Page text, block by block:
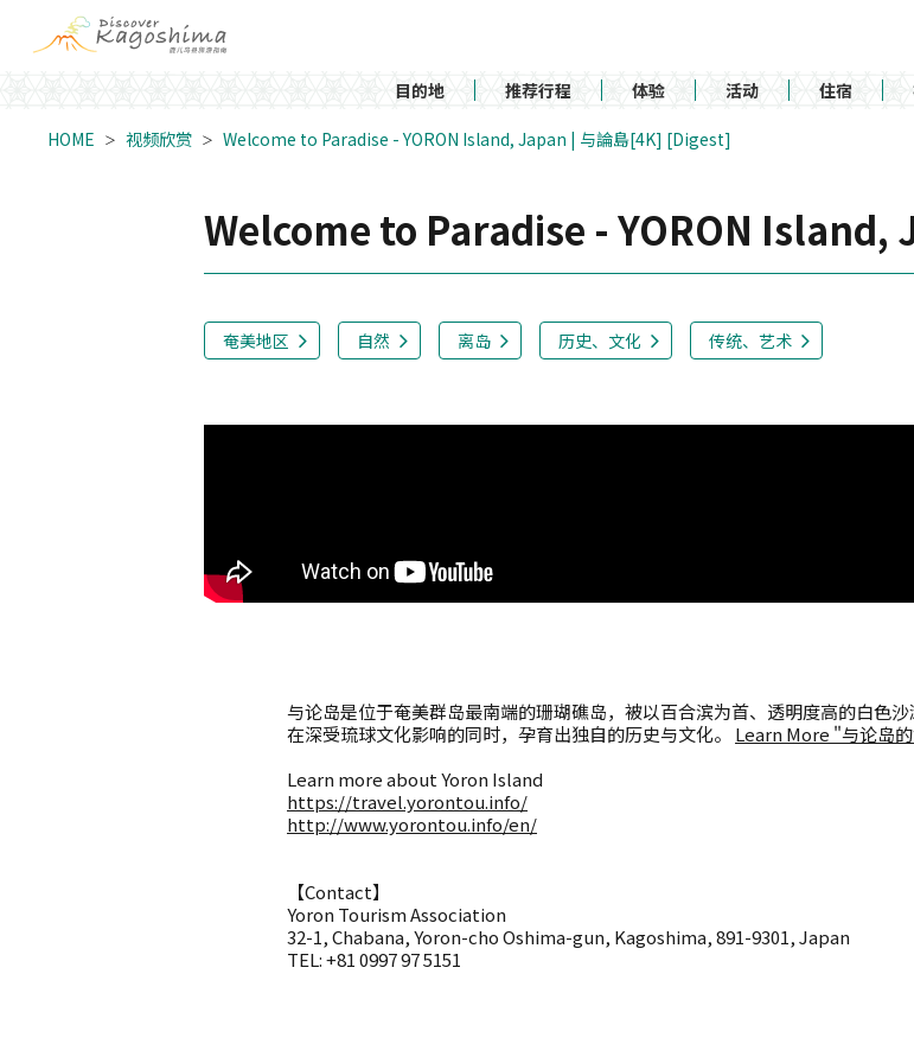
目的地 推荐行程 体验 活动 住宿
HOME 视频欣赏 Welcome to Paradise - YORON Island, Japan | 与論島[4K] [Digest]
Welcome to Paradise - YORON Island,
奄美地区 自然 离岛 历史、文化 传统、艺术
与论岛是位于奄美群岛最南端的珊瑚礁岛，被以百合滨为首、透明度高的白色
在深受琉球文化影响的同时，孕育出独自的历史与文化。 Learn More "与论岛
Learn more about Yoron Island
https://travel.yorontou.info/
http://www.yorontou.info/en/
【Contact】
Yoron Tourism Association
32-1, Chabana, Yoron-cho Oshima-gun, Kagoshima, 891-9301, Japan
TEL: +81 0997 97 5151